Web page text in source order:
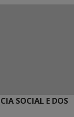
SOCIAL E DOS